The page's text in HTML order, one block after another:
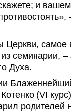
и
самое
семинарии,
Духа.
(VI
родителей